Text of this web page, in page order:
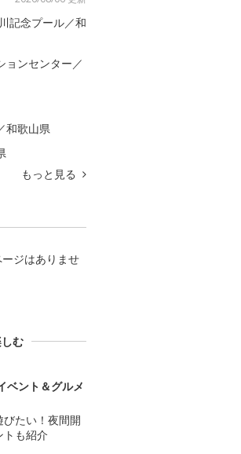
記念プール／和
ョンセンター／
和歌山県
もっと見る
ジはありませ
む
ベント＆グルメ
たい！夜間開
トも紹介